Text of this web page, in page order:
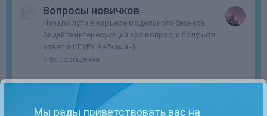
Вопросы новичков
Начало пути в карьере модельного бизнеса.
Задайте интересующий вас вопрос, и получите
ответ от ГУРУ вебкама -)
3.9k сообщения
Общие вопросы
Обсуждаем тонкости и особенности webcam-
Мы рады приветствовать вас на